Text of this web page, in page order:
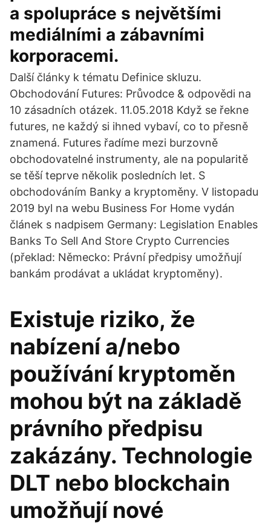
a spolupráce s největšími
mediálními a zábavními
korporacemi.
Další články k tématu Definice skluzu.
Obchodování Futures: Průvodce & odpovědi na
10 zásadních otázek. 11.05.2018 Když se řekne
futures, ne každý si ihned vybaví, co to přesně
znamená. Futures řadíme mezi burzovně
obchodovatelné instrumenty, ale na popularitě
se těší teprve několik posledních let. S
obchodováním Banky a kryptoměny. V listopadu
2019 byl na webu Business For Home vydán
článek s nadpisem Germany: Legislation Enables
Banks To Sell And Store Crypto Currencies
(překlad: Německo: Právní předpisy umožňují
bankám prodávat a ukládat kryptoměny).
Existuje riziko, že
nabízení a/nebo
používání kryptoměn
mohou být na základě
právního předpisu
zakázány. Technologie
DLT nebo blockchain
umožňují nové